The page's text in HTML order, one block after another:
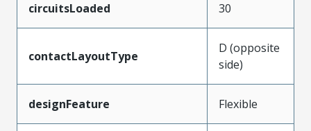
circuitsLoaded 30
contactLayoutType
D (opposite
side)
designFeature Flexible